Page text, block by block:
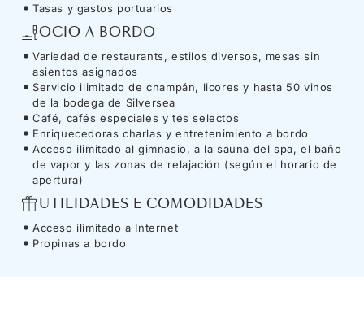
Tasas y gastos portuarios
OCIO A BORDO
Variedad de restaurants, estilos diversos, mesas sin
asientos asignados
Servicio ilimitado de champán, licores y hasta 50 vinos
de la bodega de Silversea
Café, cafés especiales y tés selectos
Enriquecedoras charlas y entretenimiento a bordo
Acceso ilimitado al gimnasio, a la sauna del spa, el baño
de vapor y las zonas de relajación (según el horario de
apertura)
UTILIDADES E COMODIDADES
Acceso ilimitado a Internet
Propinas a bordo